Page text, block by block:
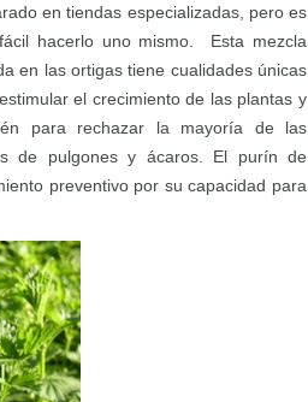
en tiendas especializadas, pero es
hacerlo uno mismo. Esta mezcla
en las ortigas tiene cualidades únicas
el crecimiento de las plantas y
para rechazar la mayoría de las
de pulgones y ácaros. El purín de
preventivo por su capacidad para